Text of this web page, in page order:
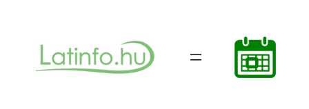
tartalomhoz